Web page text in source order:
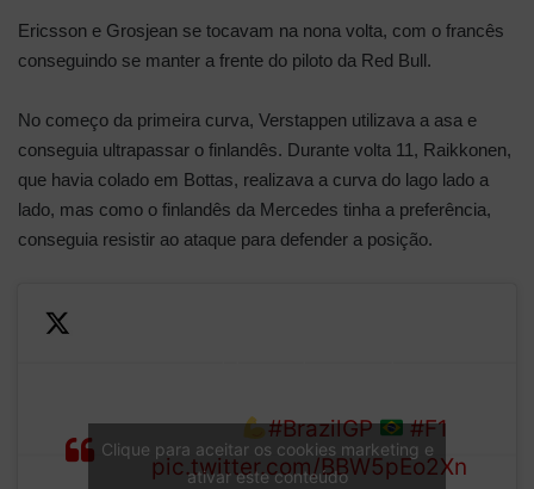
Ericsson e Grosjean se tocavam na nona volta, com o francês
conseguindo se manter a frente do piloto da Red Bull.
No começo da primeira curva, Verstappen utilizava a asa e
conseguia ultrapassar o finlandês. Durante volta 11, Raikkonen,
que havia colado em Bottas, realizava a curva do lago lado a
lado, mas como o finlandês da Mercedes tinha a preferência,
conseguia resistir ao ataque para defender a posição.
LAP
10/71
second!
#BrazilGP
#F1
pic.twitter.com/BBW5pEo2Xn
Clique para aceitar os cookies marketing e
ativar este conteúdo